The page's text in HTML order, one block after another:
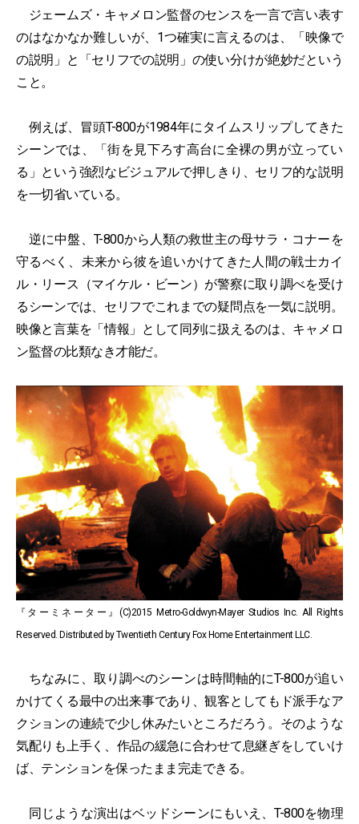
ジェームズ・キャメロン監督のセンスを一言で言い表す
のはなかなか難しいが、1つ確実に言えるのは、「映像で
の説明」と「セリフでの説明」の使い分けが絶妙だという
こと。
例えば、冒頭T-800が1984年にタイムスリップしてきた
シーンでは、「街を見下ろす高台に全裸の男が立ってい
る」という強烈なビジュアルで押しきり、セリフ的な説明
を一切省いている。
逆に中盤、T-800から人類の救世主の母サラ・コナーを
守るべく、未来から彼を追いかけてきた人間の戦士カイ
ル・リース（マイケル・ビーン）が警察に取り調べを受け
るシーンでは、セリフでこれまでの疑問点を一気に説明。
映像と言葉を「情報」として同列に扱えるのは、キャメロ
ン監督の比類なき才能だ。
『ターミネーター』(C)2015 Metro-Goldwyn-Mayer Studios Inc. All Rights
Reserved. Distributed by Twentieth Century Fox Home Entertainment LLC.
ちなみに、取り調べのシーンは時間軸的にT-800が追い
かけてくる最中の出来事であり、観客としてもド派手なア
クションの連続で少し休みたいところだろう。そのような
気配りも上手く、作品の緩急に合わせて息継ぎをしていけ
ば、テンションを保ったまま完走できる。
同じような演出はベッドシーンにもいえ、T-800を物理